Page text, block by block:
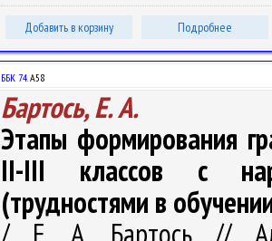
Добавить в корзину Подробнее
ББК 74.А58
Бартось, Е. А.
Этапы формирования
II-III классов с
(трудностями в